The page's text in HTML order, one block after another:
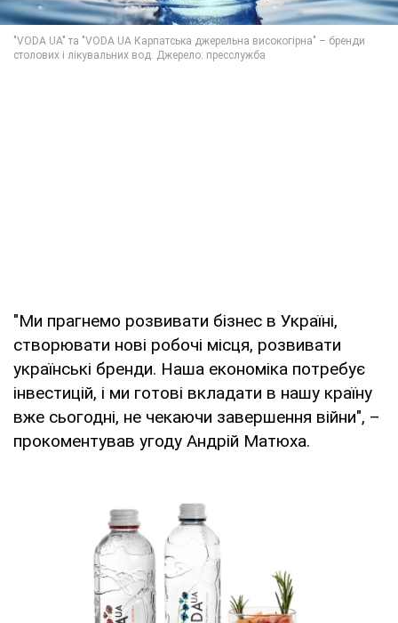
"Ми прагнемо розвивати бізнес в Україні,
створювати нові робочі місця, розвивати
українські бренди. Наша економіка потребує
інвестицій, і ми готові вкладати в нашу країну
вже сьогодні, не чекаючи завершення війни", –
прокоментував угоду Андрій Матюха.